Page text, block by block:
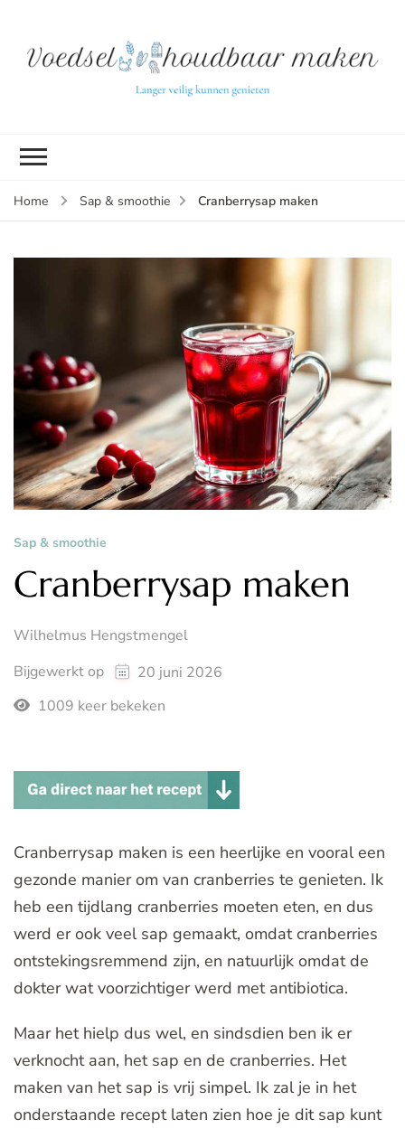
Home Sap & smoothie Cranberrysap maken
Sap & smoothie
Cranberrysap maken
Wilhelmus Hengstmengel
Bijgewerkt op
20 juni 2026
1009 keer bekeken
Cranberrysap maken is een heerlijke en vooral een
gezonde manier om van cranberries te genieten. Ik
heb een tijdlang cranberries moeten eten, en dus
werd er ook veel sap gemaakt, omdat cranberries
ontstekingsremmend zijn, en natuurlijk omdat de
dokter wat voorzichtiger werd met antibiotica.
Maar het hielp dus wel, en sindsdien ben ik er
verknocht aan, het sap en de cranberries. Het
maken van het sap is vrij simpel. Ik zal je in het
onderstaande recept laten zien hoe je dit sap kunt